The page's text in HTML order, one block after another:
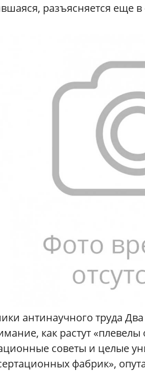
разъясняется еще
антинаучного труда
как растут
советы и целые
фабрик»,